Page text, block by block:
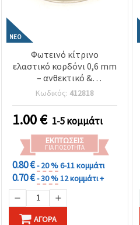
ΝΈΟ
Φωτεινό κίτρινο
ελαστικό κορδόνι 0,6 mm
– ανθεκτικό &
διακοσμητικό για
χειροτεχνίες (DIY), ρολό
Κωδικός: 412818
1.00€ 1-5 κομμάτι
ΕΚΠΤΏΣΕΙΣ
ΓΙΑ ΠΟΣΌΤΗΤΑ
0.80 €- 20 %6-11 κομμάτι
0.70 €- 30 %12 κομμάτι +
ΑΓΟΡΆ